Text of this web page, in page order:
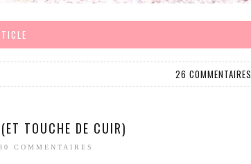
26 COMMENTAIRES
TOUCHE DE CUIR)
COMMENTAIRES